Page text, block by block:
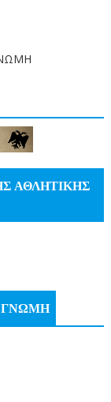
ΑΘΛΗΤΙΚΗΣ
ΓΝΩΜΗ